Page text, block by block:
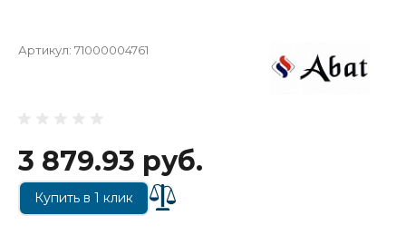
Артикул: 71000004761
3 879.93 руб.
Купить в 1 клик